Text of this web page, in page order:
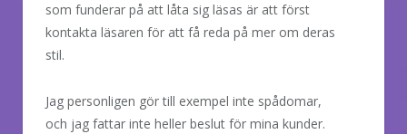
som funderar på att låta sig läsas är att först
kontakta läsaren för att få reda på mer om deras
stil.
Jag personligen gör till exempel inte spådomar,
och jag fattar inte heller beslut för mina kunder.